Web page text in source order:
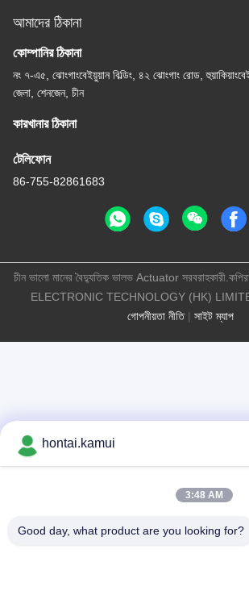
আমাদের ঠিকানা
কোম্পানির ঠিকানা
নং ৭-এ৫, ঝোংগাংবেইয়ুয়ান বিল্ডিং, ৪২ ঝোংগাং রোড,
জেলা, শেনজেন, চীন
কারখানার ঠিকানা
টেলিফোন
86-755-82861683
গোপনীয়তা নীতি| সাইট ম্যাপ
চীন ভালো মানের বৈদ্যুতিক ভালভ Actuator
ELECTRONIC TECHNOLOGY (HK) LIMITED
hontai.kamui
3:48 AM
Good day, what product are you looking for?